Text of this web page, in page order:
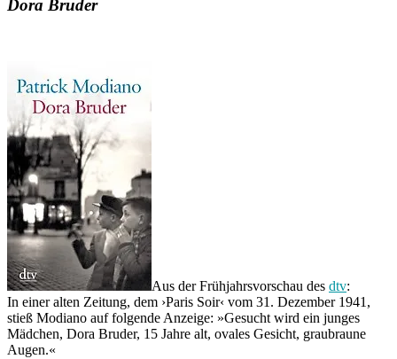
Dora Bruder
Aus der Frühjahrsvorschau des dtv:
In einer alten Zeitung, dem ›Paris Soir‹ vom 31. Dezember 1941,
stieß Modiano auf folgende Anzeige: »Gesucht wird ein junges
Mädchen, Dora Bruder, 15 Jahre alt, ovales Gesicht, graubraune
Augen.«